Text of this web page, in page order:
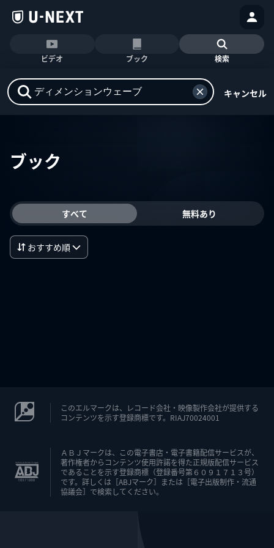
ビデオ ブック 検索
キャンセル
ブック
すべて 無料あり
おすすめ順
このエルマークは、レコード会社・映像製作会社が提供する
コンテンツを示す登録商標です。RIAJ70024001
ＡＢＪマークは、この電子書店・電子書籍配信サービスが、
著作権者からコンテンツ使用許諾を得た正規版配信サービス
であることを示す登録商標（登録番号第６０９１７１３号）
です。詳しくは［ABJマーク］または［電子出版制作・流通
協議会］で検索してください。